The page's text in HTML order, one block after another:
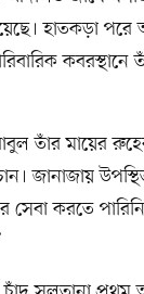
হাতকড়া
কবরস্থানে
তাঁর মায়ের
জানাজায়
সেবা করতে